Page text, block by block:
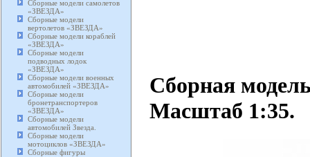
Сборные модели самолетов
«ЗВЕЗДА»
Сборные модели
вертолетов «ЗВЕЗДА»
Сборные модели кораблей
«ЗВЕЗДА»
Сборные модели
подводных лодок
«ЗВЕЗДА»
Сборные модели военных
автомобилей «ЗВЕЗДА»
Сборные модели
бронетранспортеров
«ЗВЕЗДА»
Сборные модели
автомобилей Звезда.
Сборные модели
мотоциклов «ЗВЕЗДА»
Сборные фигуры
Сборная
Масштаб 1:35.